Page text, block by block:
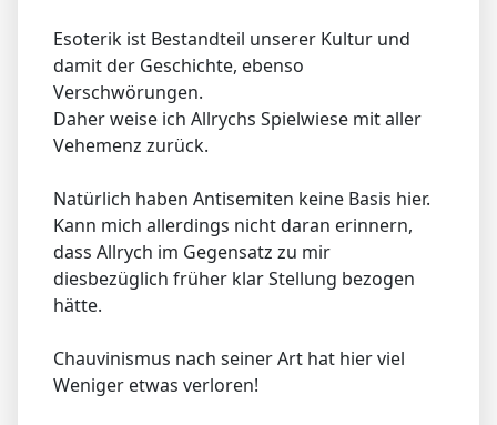
Esoterik ist Bestandteil unserer Kultur und
damit der Geschichte, ebenso
Verschwörungen.
Daher weise ich Allrychs Spielwiese mit aller
Vehemenz zurück.
Natürlich haben Antisemiten keine Basis hier.
Kann mich allerdings nicht daran erinnern,
dass Allrych im Gegensatz zu mir
diesbezüglich früher klar Stellung bezogen
hätte.
Chauvinismus nach seiner Art hat hier viel
Weniger etwas verloren!